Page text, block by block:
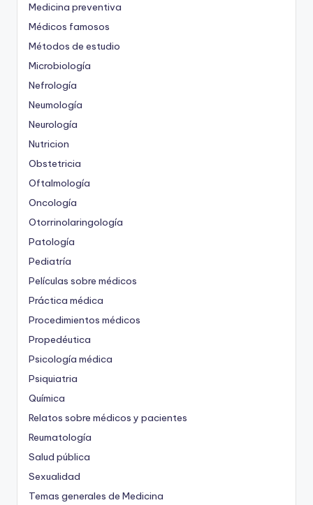
Medicina preventiva
Médicos famosos
Métodos de estudio
Microbiología
Nefrología
Neumología
Neurología
Nutricion
Obstetricia
Oftalmología
Oncología
Otorrinolaringología
Patología
Pediatría
Películas sobre médicos
Práctica médica
Procedimientos médicos
Propedéutica
Psicología médica
Psiquiatria
Química
Relatos sobre médicos y pacientes
Reumatología
Salud pública
Sexualidad
Temas generales de Medicina